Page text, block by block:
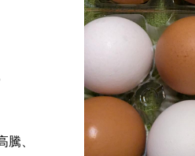
騰、